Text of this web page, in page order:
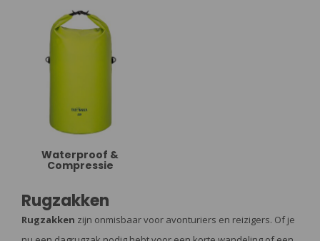
Waterproof &
Compressie
Rugzakken
Rugzakken zijn onmisbaar voor avonturiers en reizigers. Of je